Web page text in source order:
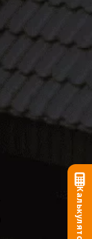
Калькулятор